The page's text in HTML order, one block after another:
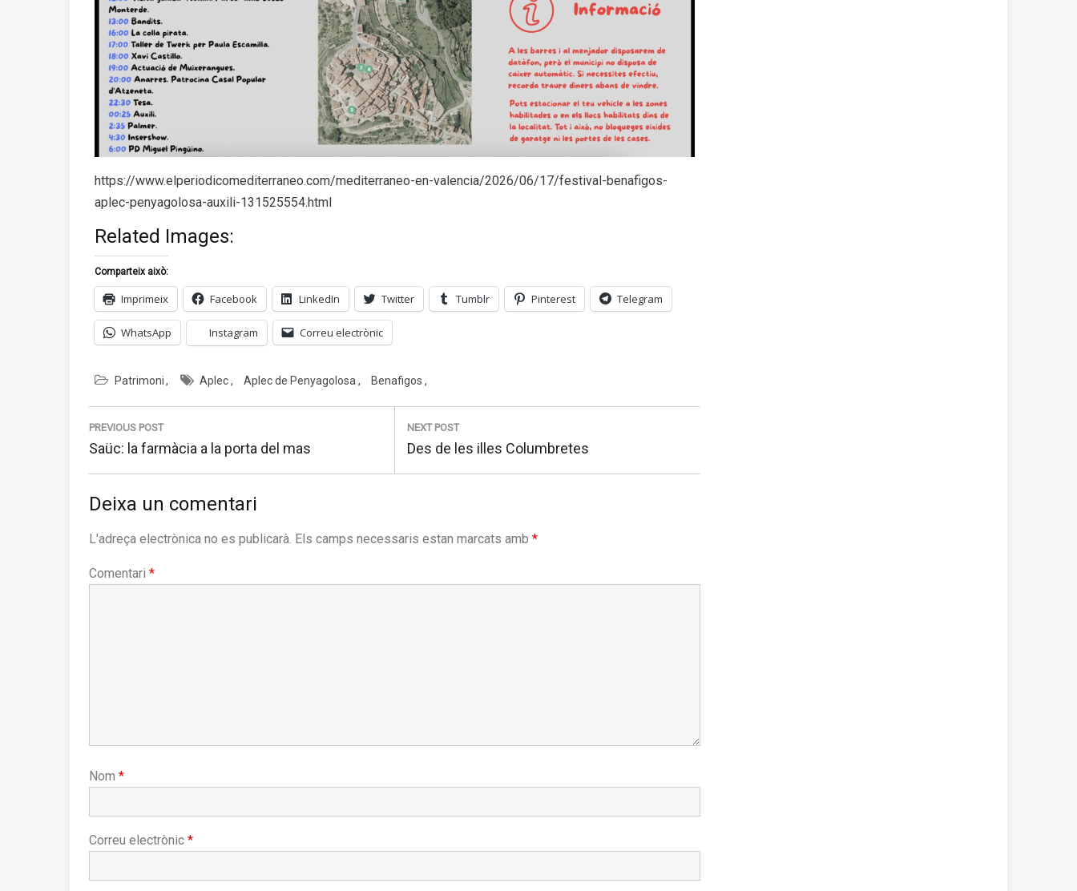
https://www.elperiodicomediterraneo.com/mediterraneo-en-valencia/2026/06/17/festival-benafigos-
aplec-penyagolosa-auxili-131525554.html
Related Images:
Comparteix això:
Imprimeix Facebook LinkedIn Twitter Tumblr Pinterest Telegram
WhatsApp Instagram Correu electrònic
Patrimoni Aplec Aplec de Penyagolosa Benafigos
Navegació
d'entrades
PREVIOUS POST
Previous
post:
Saüc: la farmàcia a la porta del mas
NEXT POST
Next
post:
Des de les illes Columbretes
Deixa un comentari
L'adreça electrònica no es publicarà. Els camps necessaris estan marcats amb *
Comentari *
Nom *
Correu electrònic *